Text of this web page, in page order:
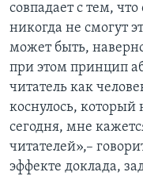
совпадает с тем,
никогда не смогут
может быть,
при этом принцип
читатель как
коснулось, который
сегодня, мне
читателей»,–
эффекте доклада,